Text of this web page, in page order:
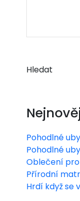
Hledat
Pohodlné
Pohodlné
Oblečení
Přírodní
Hrdí když se